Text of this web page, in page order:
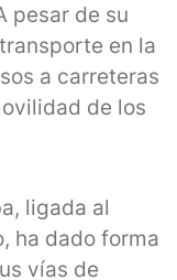
pesar de su
en la
a carreteras
de los
ligada al
ha dado forma
vías de